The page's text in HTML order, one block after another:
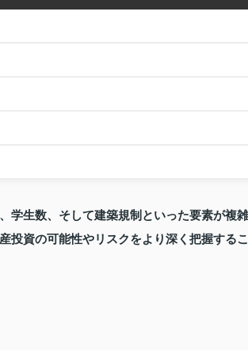
学生数、そして建築規制といった要素が複雑
投資の可能性やリスクをより深く把握するこ